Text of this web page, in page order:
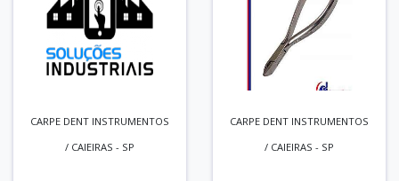
CARPE DENT INSTRUMENTOS
/ CAIEIRAS - SP
CARPE DENT INSTRUMENTOS
/ CAIEIRAS - SP